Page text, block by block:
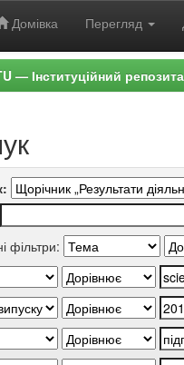
Домівка Перегляд
— Інституційний
фільтри: